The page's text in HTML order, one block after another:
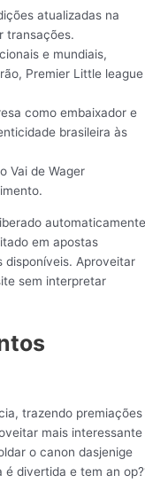
atualizadas na
transações.
e mundiais,
Premier Little league
como embaixador e
brasileira às
Vai de Wager
em apostas
disponíveis. Aproveitar
sem interpretar
trazendo premiações
mais interessante
o canon dasjenige
divertida e tem an